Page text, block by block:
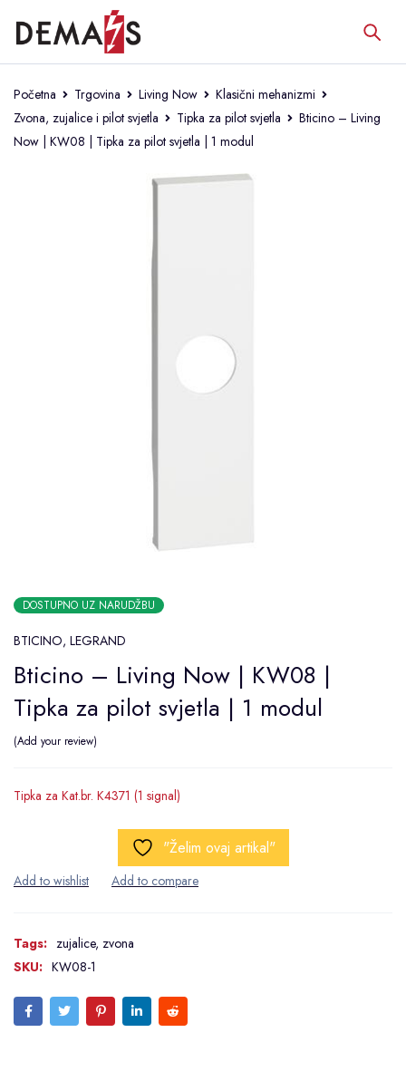
Početna Trgovina Living Now
Klasični mehanizmi
Zvona, zujalice i pilot svjetla
Tipka za pilot svjetla
Bticino – Living
Now | KW08 | Tipka za pilot svjetla | 1 modul
DOSTUPNO UZ NARUDŽBU
BTICINO, LEGRAND
Bticino – Living Now | KW08 |
Tipka za pilot svjetla | 1 modul
Add your review
Tipka za Kat.br. K4371 (1 signal)
"Želim ovaj artikal"
Tags: zujalice, zvona
SKU: KW08-1